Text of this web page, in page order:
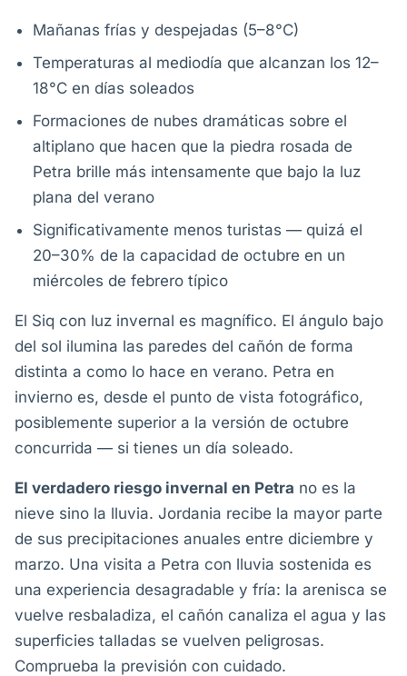
Mañanas frías y despejadas (5–8°C)
Temperaturas al mediodía que alcanzan los 12–
18°C en días soleados
Formaciones de nubes dramáticas sobre el
altiplano que hacen que la piedra rosada de
Petra brille más intensamente que bajo la luz
plana del verano
Significativamente menos turistas — quizá el
20–30% de la capacidad de octubre en un
miércoles de febrero típico
El Siq con luz invernal es magnífico. El ángulo bajo
del sol ilumina las paredes del cañón de forma
distinta a como lo hace en verano. Petra en
invierno es, desde el punto de vista fotográfico,
posiblemente superior a la versión de octubre
concurrida — si tienes un día soleado.
El verdadero riesgo invernal en Petra no es la
nieve sino la lluvia. Jordania recibe la mayor parte
de sus precipitaciones anuales entre diciembre y
marzo. Una visita a Petra con lluvia sostenida es
una experiencia desagradable y fría: la arenisca se
vuelve resbaladiza, el cañón canaliza el agua y las
superficies talladas se vuelven peligrosas.
Comprueba la previsión con cuidado.